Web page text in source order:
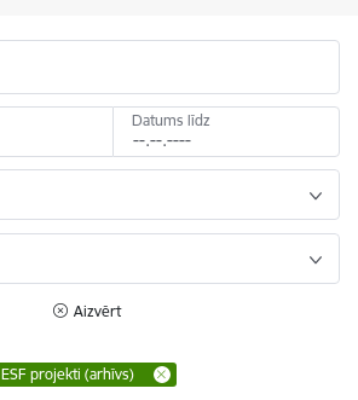
Datums līdz
Aizvērt
ESF projekti (arhīvs)